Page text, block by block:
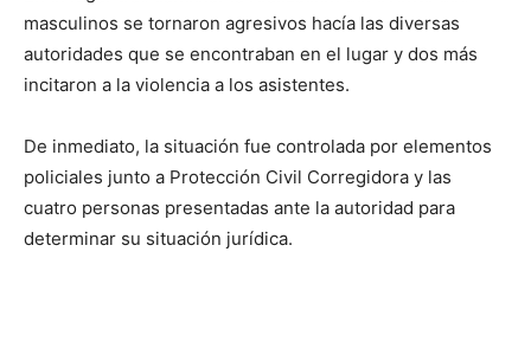
masculinos se tornaron agresivos hacía las diversas
autoridades que se encontraban en el lugar y dos más
incitaron a la violencia a los asistentes.
De inmediato, la situación fue controlada por elementos
policiales junto a Protección Civil Corregidora y las
cuatro personas presentadas ante la autoridad para
determinar su situación jurídica.